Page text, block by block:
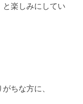
と楽しみにしてい
ちな方に、